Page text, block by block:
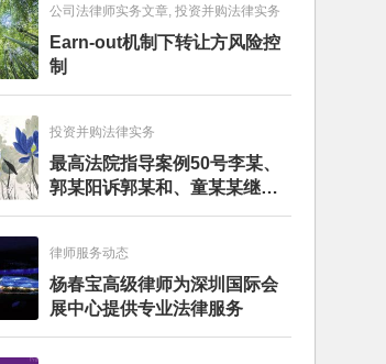
公司法律师实务文章, 投资并购法律实务
Earn-out机制下转让方风险控
制
投资并购法律实务
最高法院指导案例50号李某、
郭某阳诉郭某和、童某某继承
纠纷案
律师服务动态
杨春宝高级律师为深圳国际会
展中心提供专业法律服务